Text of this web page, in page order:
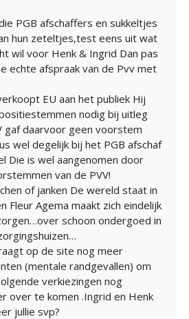
PGB afschaffers en sukkeltjes
hun zeteltjes,test eens uit wat
wil voor Henk & Ingrid Dan pas
echte afspraak van de Pvv met
EU aan het publiek Hij
nodig bij uitleg
gaf daarvoor geen voorstem
wel degelijk bij het PGB afschaf
Die is wel aangenomen door
van de PVV!
of janken De wereld staat in
Fleur Agema maakt zich eindelijk
schoon ondergoed in
op de site nog meer
(mentale randgevallen) om
verkiezingen nog
over te komen .Ingrid en Henk
jullie svp?